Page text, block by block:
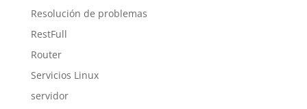
Resolución de problemas
RestFull
Router
Servicios Linux
servidor